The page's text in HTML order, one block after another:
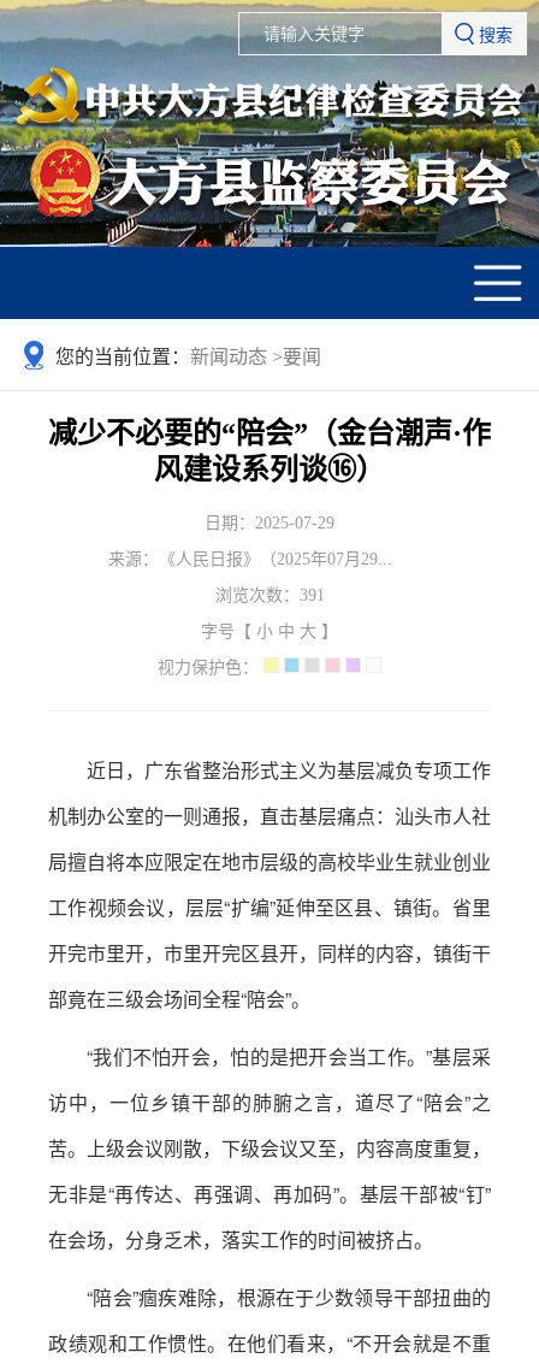
搜索
您的当前位置： 新闻动态 >要闻
减少不必要的“陪会”（金台潮声·作
风建设系列谈⑯）
日期：2025-07-29
来源：《人民日报》（2025年07月29...
浏览次数： 391
字号【 小 中 大 】
视力保护色：
近日，广东省整治形式主义为基层减负专项工作
机制办公室的一则通报，直击基层痛点：汕头市人社
局擅自将本应限定在地市层级的高校毕业生就业创业
工作视频会议，层层“扩编”延伸至区县、镇街。省里
开完市里开，市里开完区县开，同样的内容，镇街干
部竟在三级会场间全程“陪会”。
“我们不怕开会，怕的是把开会当工作。”基层采
访中，一位乡镇干部的肺腑之言，道尽了“陪会”之
苦。上级会议刚散，下级会议又至，内容高度重复，
无非是“再传达、再强调、再加码”。基层干部被“钉”
在会场，分身乏术，落实工作的时间被挤占。
“陪会”痼疾难除，根源在于少数领导干部扭曲的
政绩观和工作惯性。在他们看来，“不开会就是不重